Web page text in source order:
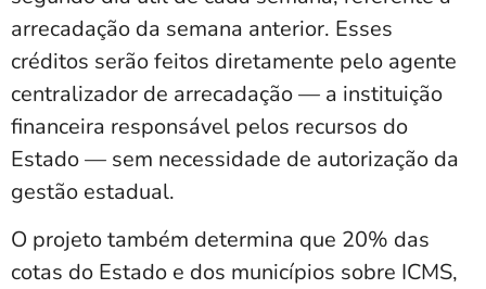
arrecadação da semana anterior. Esses
créditos serão feitos diretamente pelo agente
centralizador de arrecadação — a instituição
financeira responsável pelos recursos do
Estado — sem necessidade de autorização da
gestão estadual.
O projeto também determina que 20% das
cotas do Estado e dos municípios sobre ICMS,